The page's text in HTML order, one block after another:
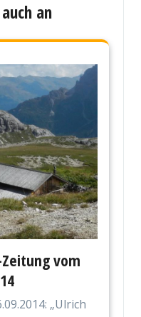
an
Zeitung vom
„Ulrich